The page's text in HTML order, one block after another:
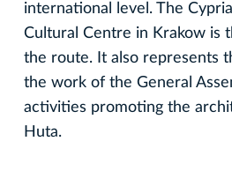
international level. The
Cultural Centre in Krakow is
the route. It also represents
the work of the General
activities promoting the
Huta.